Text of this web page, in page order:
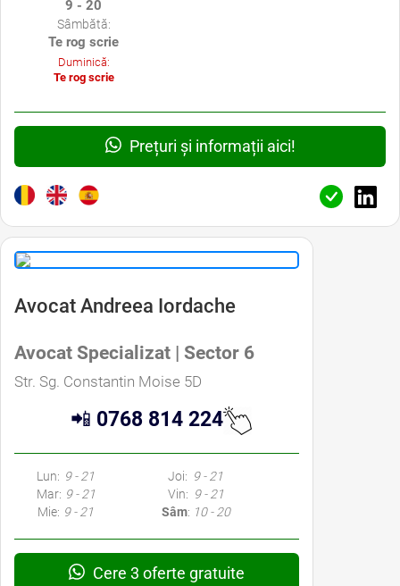
9 - 20
Sâmbătă:
Te rog scrie
Duminică:
Te rog scrie
Prețuri și informații aici!
Avocat Andreea Iordache
Avocat Specializat | Sector 6
Str. Sg. Constantin Moise 5D
📲 0768 814 224
Lun: 9 - 21
Mar: 9 - 21
Mie: 9 - 21
Joi: 9 - 21
Vin: 9 - 21
Sâm: 10 - 20
Cere 3 oferte gratuite